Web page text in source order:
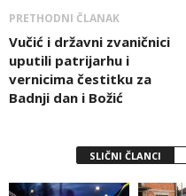
PRETHODNI ČLANAK
Vučić i državni zvaničnici
uputili patrijarhu i
vernicima čestitku za
Badnji dan i Božić
SLIČNI ČLANCI